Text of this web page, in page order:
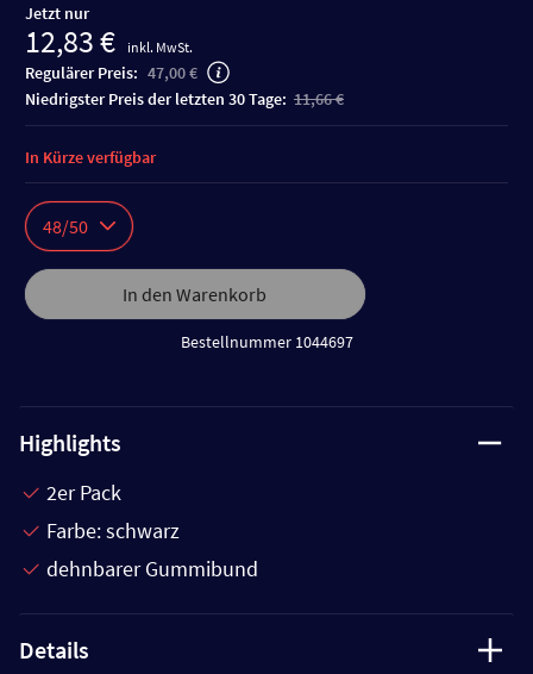
Jetzt nur
12,83 € inkl. MwSt.
Regulärer Preis: 47,00 €
niedrigster Preis der letzten 30 Tage: 11,66 €
48/50
In den Warenkorb
Bestellnummer 1044697
In Kürze verfügbar
Highlights
2er Pack
Farbe: schwarz
dehnbarer Gummibund
Details